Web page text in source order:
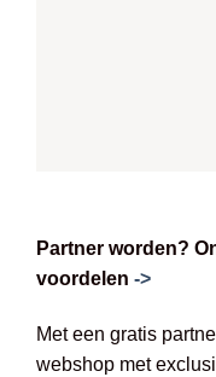
Partner worden?
voordelen ->
Met een gratis
webshop met